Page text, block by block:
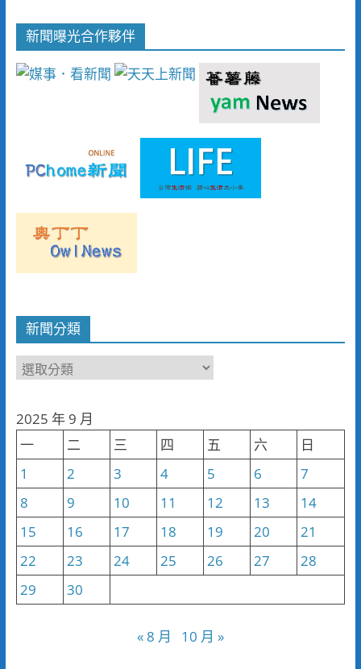
新聞曝光合作夥伴
新聞分類
新
類
2025 年 9 月
一
二 三 四 五 六
日
1
2 3 4 5 6
7
8
9 10 11 12 13
14
15
16 17 18 19 20
21
22
23 24 25 26 27
28
29
30
« 8 月 10 月 »